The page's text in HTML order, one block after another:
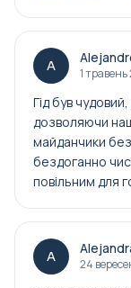
A 1
Гід був
дозволяючи
майданчики
бездоганно
повільним для
A 24